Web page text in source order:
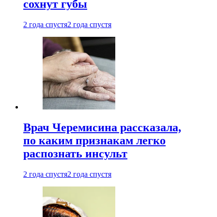
сохнут губы
2 года спустя2 года спустя
Врач Черемисина рассказала,
по каким признакам легко
распознать инсульт
2 года спустя2 года спустя